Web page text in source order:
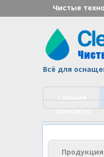
Чистые
Всё для
Главная
Контакты
Вы
Продукция